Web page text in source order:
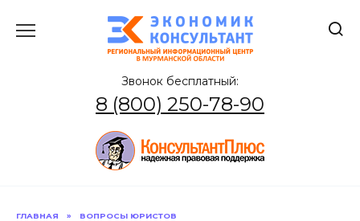
содержанию
Звонок бесплатный:
8 (800) 250-78-90
ГЛАВНАЯ » ВОПРОСЫ ЮРИСТОВ